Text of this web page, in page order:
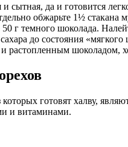
сытная, да и готовится
обжарьте 1½ стакана
г темного шоколада.
до состояния
и растопленным
готовят халву,
и витаминами.